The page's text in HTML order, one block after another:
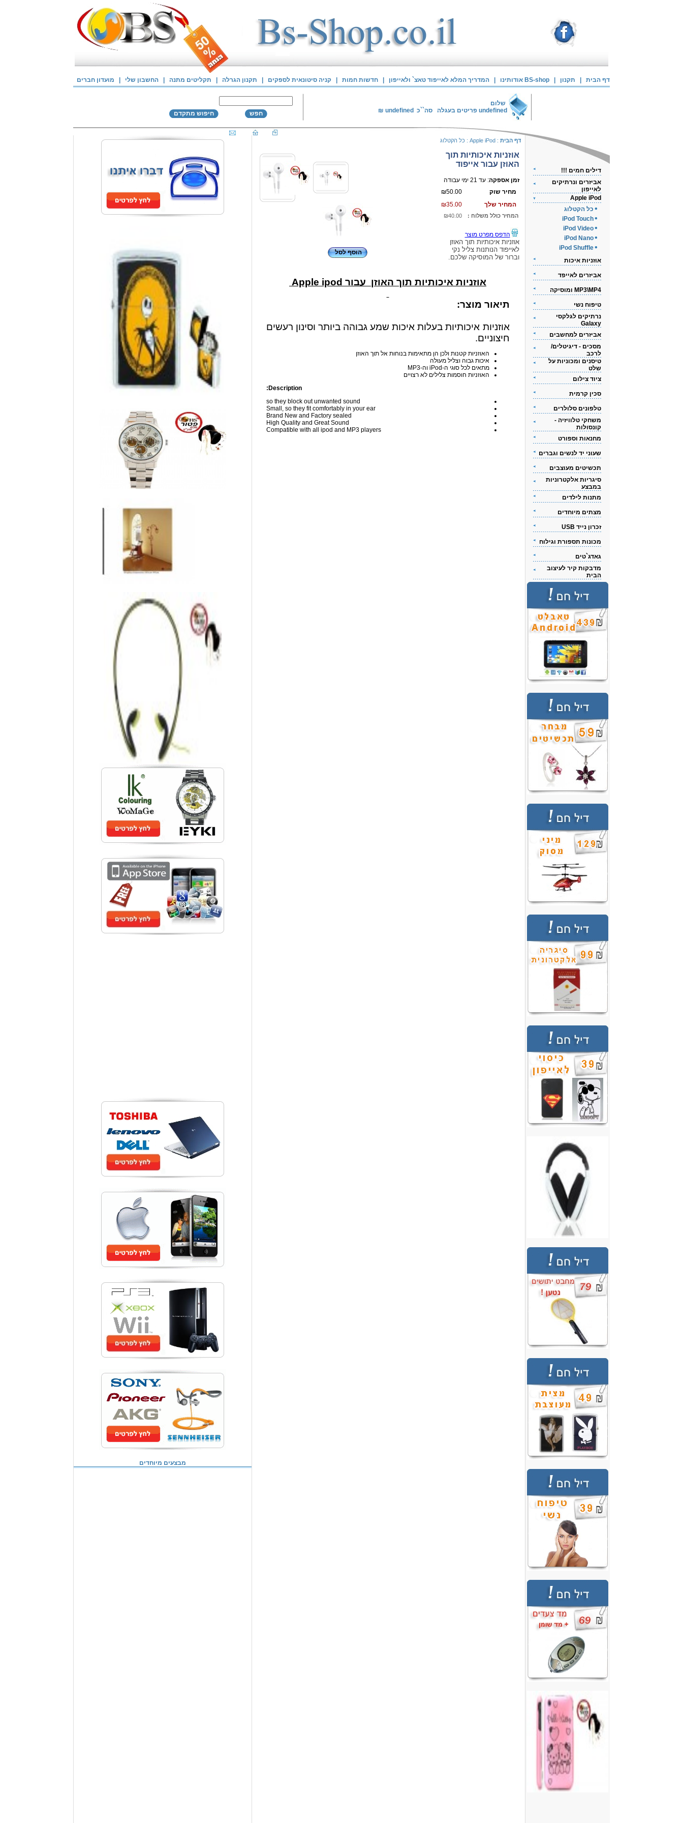
דף הבית תקנון אודותינו BS-shop המדריך המלא לאייפוד טאצ` ולאייפון חדשות חמות קניה סיטונאית לספקים תקנון הגרלה תקליטים מתנה החשבון שלי מועדון חברים
שלום
undefined פריטים בעגלה סה``כ undefined
₪ חפש חיפוש מתקדם
מבצעים מיוחדים
דף הבית :
Apple iPod
:כל הקטלוג
הוסף לסל
אוזניות איכותיות תוך
האוזן עבור אייפוד
זמן אספקה: עד 21 ימי עבודה
₪50.00
מחיר שוק
₪35.00
המחיר שלך
₪40.00 המחיר כולל משלוח :
הדפס מפרט מוצר
אוזניות איכותיות תוך האוזן
לאייפוד הנותנות צליל נקי
וברור של המוסיקה שלכם.
אוזניות איכותיות תוך האוזן עבור Apple ipod
תיאור מוצר:
אוזניות איכותיות בעלות איכות שמע גבוהה ביותר וסינון רעשים
חיצוניים.
האוזניות קטנות ולכן הן מתאימות בנוחות אל תוך האוזן
איכות גבוה וצליל מעולה
מתאים לכל סוגי ה-iPod וה-MP3
האוזניות חוסמות צלילים לא רצויים
Description:
so they block out unwanted sound
Small, so they fit comfortably in your ear
Brand New and Factory sealed
High Quality and Great Sound
Compatible with all ipod and MP3 players
דילים חמים !!!
אביזרים ונרתיקים
לאייפון
Apple iPod
כל הקטלוג
iPod Touch
iPod Video
iPod Nano
iPod Shuffle
אוזניות איכות
אביזרים לאייפד
MP3\MP4 ומוסיקה
טיפוח נשי
נרתיקים לגלקסי
Galaxy
אביזרים למחשבים
מסכים - דיגיטלים/
לרכב
טיסנים ומכוניות על
שלט
ציוד צילום
סכין קרמית
טלפונים סלולרים
משחקי טלוויזיה -
קונסולות
מחנאות וספורט
שעוני יד לנשים וגברים
תכשיטים מעוצבים
סיגריות אלקטרוניות
במבצע
מתנות לילדים
מצתים מיוחדים
זכרון נייד USB
מכונות תספורת וגילוח
גאדג`טים
מדבקות קיר לעיצוב
הבית